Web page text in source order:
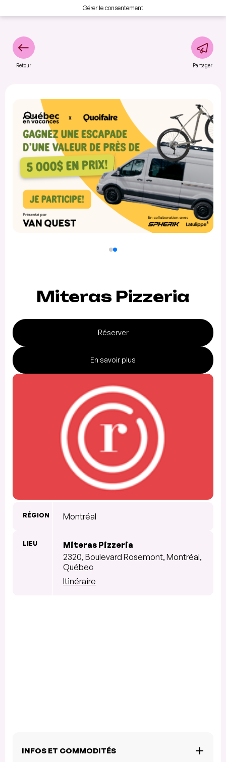
Gérer le consentement
Retour Partager
Miteras Pizzeria
Réserver
En savoir plus
RÉGION Montréal
LIEU
Miteras Pizzeria
2320, Boulevard Rosemont, Montréal,
Québec
Itinéraire
INFOS ET COMMODITÉS